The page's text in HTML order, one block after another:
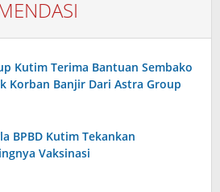
Kutim Terima Bantuan Sembako
Korban Banjir Dari Astra Group
BPBD Kutim Tekankan
Vaksinasi